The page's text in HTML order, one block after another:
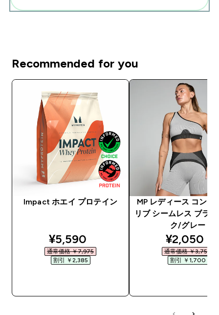
Recommended for you
Impact ホエイ プロテイン
discounted price
¥5,590‎
通常価格 ￥7,975‎
割引 ￥2,385‎
MP レディース コント
リブ シームレス ブラ -
ク/グレー
¥2,050‎
通常価格 ￥3,750‎
割引 ￥1,700‎